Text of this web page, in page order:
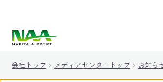
会社トップ メディアセンタートップ お知ら